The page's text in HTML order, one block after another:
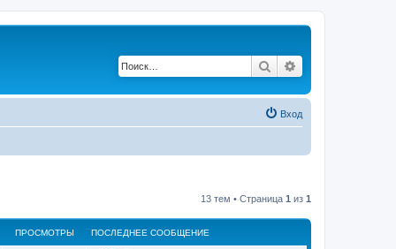
Поиск
Вход
13 тем • Страница 1 из 1
ПРОСМОТРЫ ПОСЛЕДНЕЕ СООБЩЕНИЕ